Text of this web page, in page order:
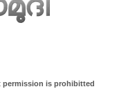
is prohibitted